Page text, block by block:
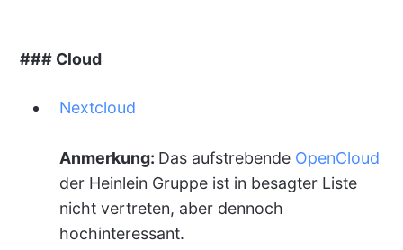
### Cloud
Nextcloud
Anmerkung: Das aufstrebende OpenCloud
der Heinlein Gruppe ist in besagter Liste
nicht vertreten, aber dennoch
hochinteressant.